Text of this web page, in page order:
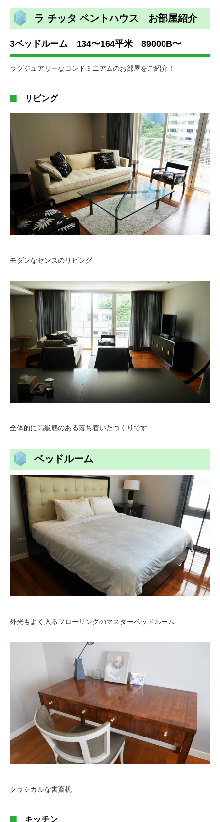
ラ チッタ ペントハウス お部屋紹介
3ベッドルーム 134〜164平米 89000B〜
ラグジュアリーなコンドミニアムのお部屋をご紹介！
リビング
モダンなセンスのリビング
全体的に高級感のある落ち着いたつくりです
ベッドルーム
外光もよく入るフローリングのマスターベッドルーム
クラシカルな書斎机
キッチン